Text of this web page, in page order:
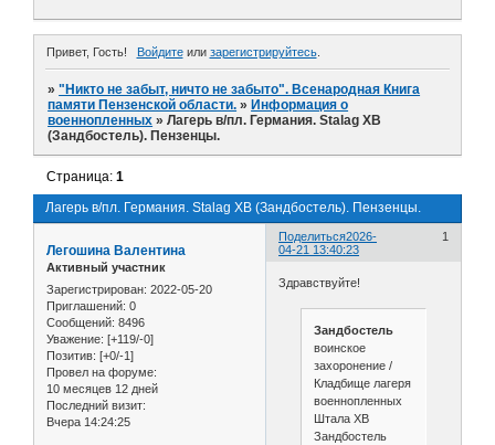
Привет, Гость! Войдитеили зарегистрируйтесь.
»"Никто не забыт, ничто не забыто". Всенародная Книга
памяти Пензенской области. » Информация о
военнопленных »Лагерь в/пл. Германия. Stalag XB
(Зандбостель). Пензенцы.
Лагерь в/пл. Германия. Stalag XB (Зандбостель). Пензенцы.
Страница:1
Поделиться 1
2026-
04-21 13:40:23
Легошина Валентина
Активный участник
Зарегистрирован: 2022-05-20
Приглашений: 0
Сообщений: 8496
Уважение: [+119/-0]
Позитив: [+0/-1]
Провел на форуме:
10 месяцев 12 дней
Последний визит:
Вчера 14:24:25
Здравствуйте!
Зандбостель
воинское
захоронение /
Кладбище лагеря
военнопленных
Штала XB
Зандбостель